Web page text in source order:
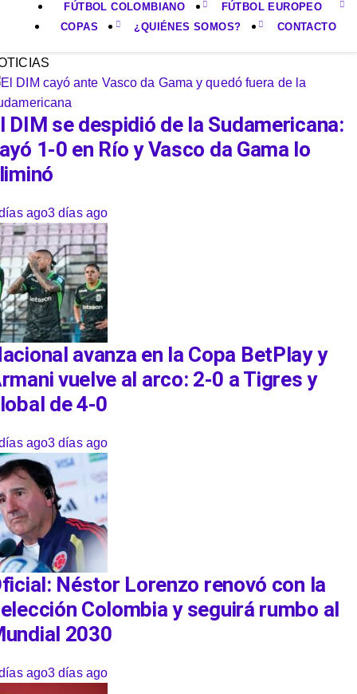
FÚTBOL COLOMBIANO
FÚTBOL EUROPEO
COPAS
¿QUIÉNES SOMOS? CONTACTO
DIM se despidió de la Sudamericana:
1-0 en Río y Vasco da Gama lo
ago3 días ago
avanza en la Copa BetPlay y
vuelve al arco: 2-0 a Tigres y
de 4-0
ago3 días ago
Néstor Lorenzo renovó con la
Colombia y seguirá rumbo al
2030
ago3 días ago